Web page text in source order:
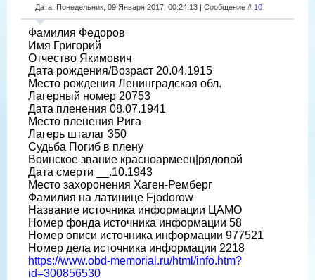
Дата: Понедельник, 09 Января 2017, 00:24:13 | Сообщение # 10
Фамилия Федоров
Имя Григорий
Отчество Якимович
Дата рождения/Возраст 20.04.1915
Место рождения Ленинградская обл.
Лагерный номер 20753
Дата пленения 08.07.1941
Место пленения Рига
Лагерь шталаг 350
Судьба Погиб в плену
Воинское звание красноармеец|рядовой
Дата смерти __.10.1943
Место захоронения Хаген-Ремберг
Фамилия на латинице Fjodorow
Название источника информации ЦАМО
Номер фонда источника информации 58
Номер описи источника информации 977521
Номер дела источника информации 2218
https://www.obd-memorial.ru/html/info.htm?
id=300856530